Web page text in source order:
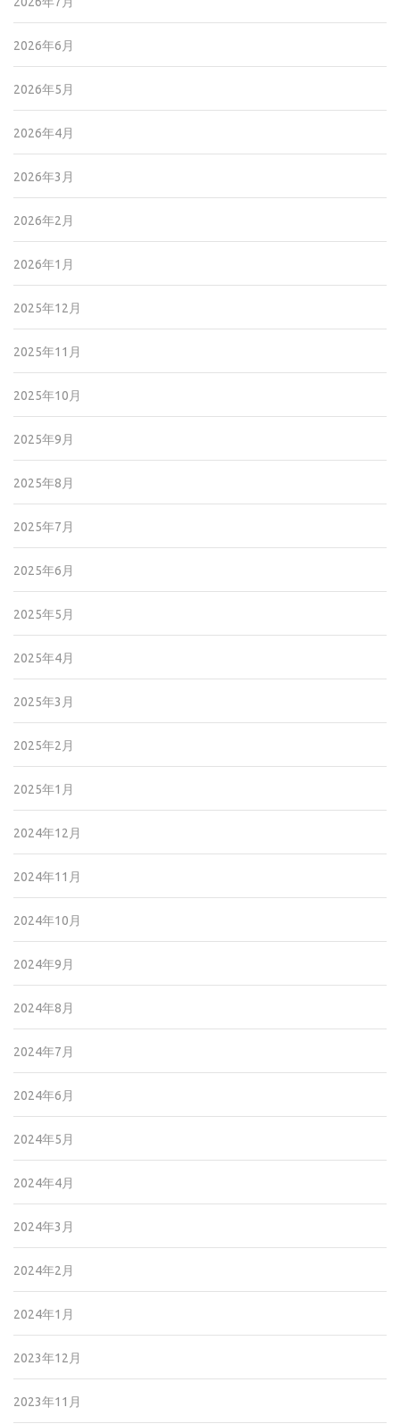
2026年6月
2026年5月
2026年4月
2026年3月
2026年2月
2026年1月
2025年12月
2025年11月
2025年10月
2025年9月
2025年8月
2025年7月
2025年6月
2025年5月
2025年4月
2025年3月
2025年2月
2025年1月
2024年12月
2024年11月
2024年10月
2024年9月
2024年8月
2024年7月
2024年6月
2024年5月
2024年4月
2024年3月
2024年2月
2024年1月
2023年12月
2023年11月